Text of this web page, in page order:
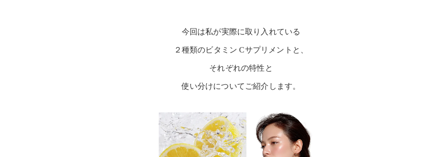
今回は私が実際に取り入れている
２種類のビタミン Cサプリメントと、
それぞれの特性と
使い分けについてご紹介します。